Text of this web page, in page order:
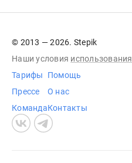
© 2013 — 2026. Stepik
Наши условия использования
Тарифы
Прессе
Команда
Помощь
О нас
Контакты